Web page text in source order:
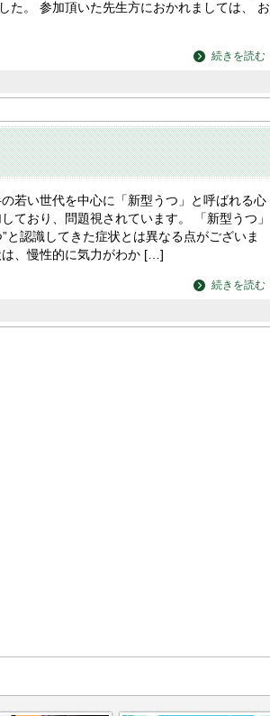
た。 参加頂いた先生方におかれましては、 お
続きを読む
若い世代を中心に「新型うつ」と呼ばれる心
ており、問題視されています。 「新型うつ」
と認識してきた症状とは異なる点がございま
、慢性的に気力がわか […]
続きを読む